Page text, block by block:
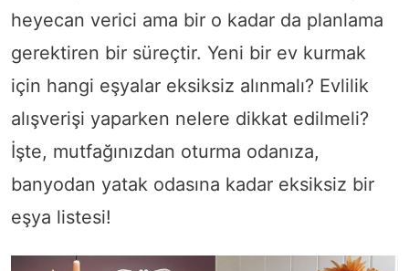
heyecan verici ama bir o kadar da planlama
gerektiren bir süreçtir. Yeni bir ev kurmak
için hangi eşyalar eksiksiz alınmalı? Evlilik
alışverişi yaparken nelere dikkat edilmeli?
İşte, mutfağınızdan oturma odanıza,
banyodan yatak odasına kadar eksiksiz bir
eşya listesi!